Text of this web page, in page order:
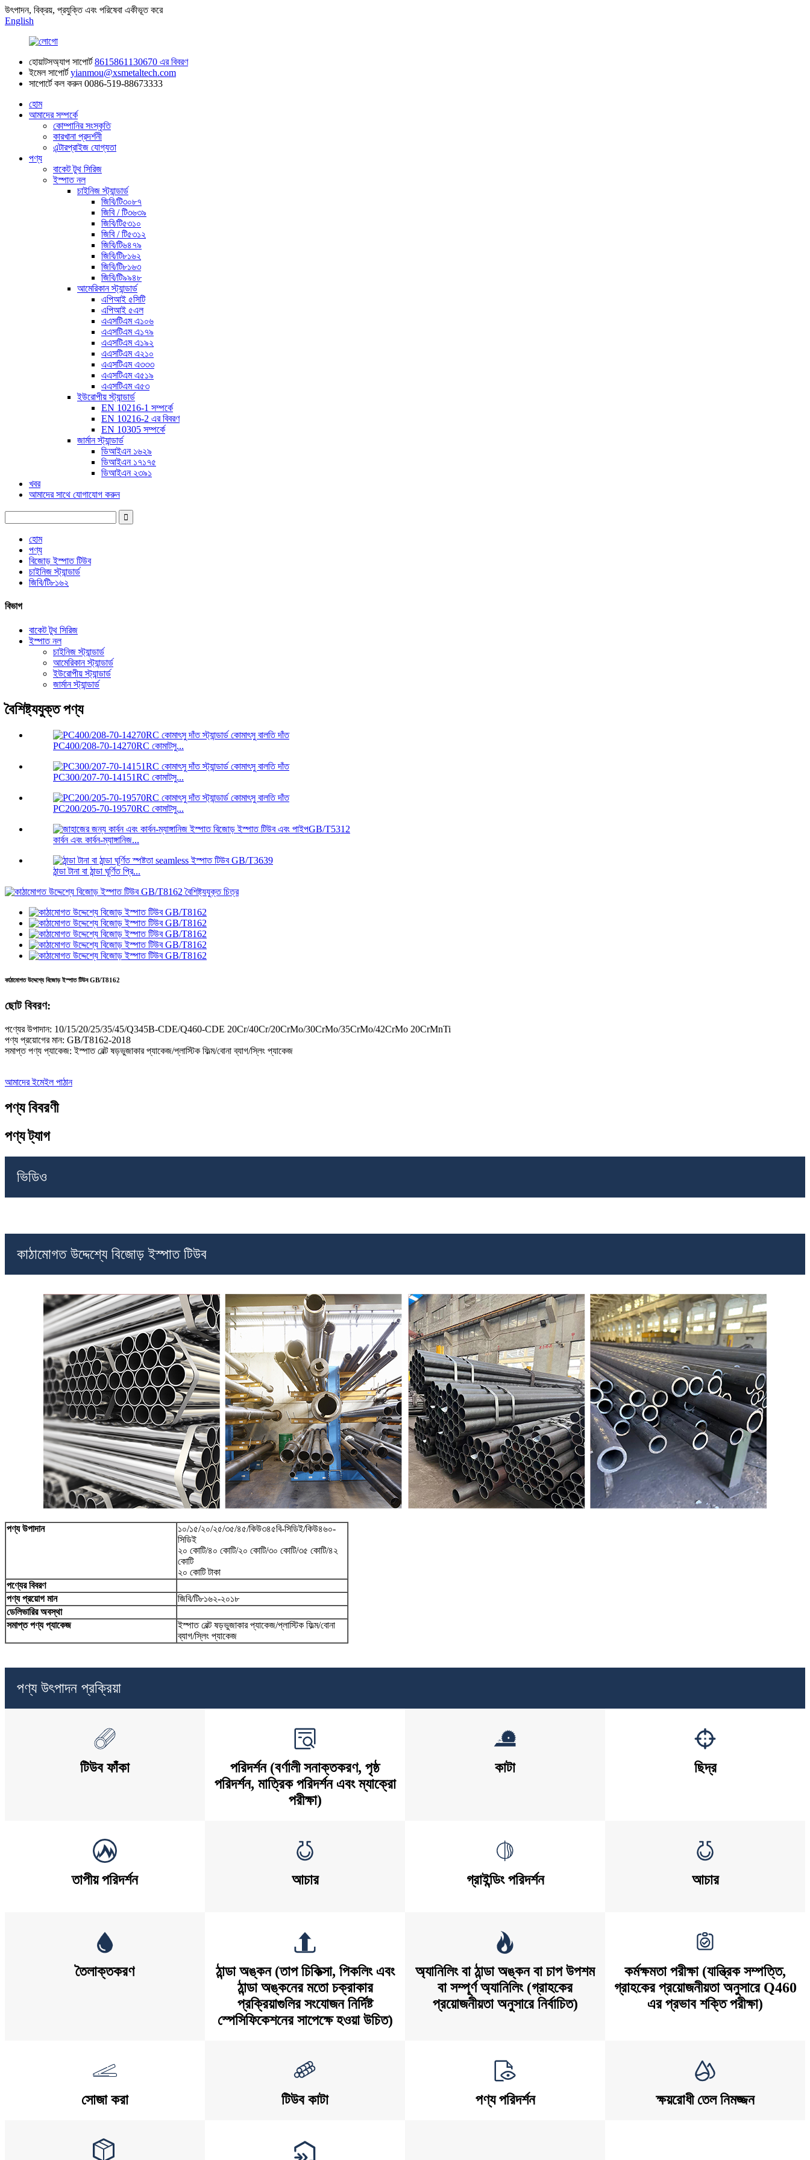
উৎপাদন, বিক্রয়, প্রযুক্তি এবং পরিষেবা একীভূত করে
English
হোয়াটসঅ্যাপ সাপোর্ট 8615861130670 এর বিবরণ
ইমেল সাপোর্ট yianmou@xsmetaltech.com
সাপোর্টে কল করুন 0086-519-88673333
হোম
আমাদের সম্পর্কে
কোম্পানির সংস্কৃতি
কারখানা প্রদর্শনী
এন্টারপ্রাইজ যোগ্যতা
পণ্য
বাকেট টুথ সিরিজ
ইস্পাত নল
চাইনিজ স্ট্যান্ডার্ড
জিবি/টি৩০৮৭
জিবি / টি৩৬৩৯
জিবি/টি৫৩১০
জিবি / টি৫৩১২
জিবি/টি৬৪৭৯
জিবি/টি৮১৬২
জিবি/টি৮১৬৩
জিবি/টি৯৯৪৮
আমেরিকান স্ট্যান্ডার্ড
এপিআই ৫সিটি
এপিআই ৫এল
এএসটিএম এ১০৬
এএসটিএম এ১৭৯
এএসটিএম এ১৯২
এএসটিএম এ২১০
এএসটিএম এ৩৩৩
এএসটিএম এ৫১৯
এএসটিএম এ৫৩
ইউরোপীয় স্ট্যান্ডার্ড
EN 10216-1 সম্পর্কে
EN 10216-2 এর বিবরণ
EN 10305 সম্পর্কে
জার্মান স্ট্যান্ডার্ড
ডিআইএন ১৬২৯
ডিআইএন ১৭১৭৫
ডিআইএন ২৩৯১
খবর
আমাদের সাথে যোগাযোগ করুন
হোম
পণ্য
বিজোড় ইস্পাত টিউব
চাইনিজ স্ট্যান্ডার্ড
জিবি/টি৮১৬২
বিভাগ
বাকেট টুথ সিরিজ
ইস্পাত নল
চাইনিজ স্ট্যান্ডার্ড
আমেরিকান স্ট্যান্ডার্ড
ইউরোপীয় স্ট্যান্ডার্ড
জার্মান স্ট্যান্ডার্ড
বৈশিষ্ট্যযুক্ত পণ্য
PC400/208-70-14270RC কোমাটসু...
PC300/207-70-14151RC কোমাটসু...
PC200/205-70-19570RC কোমাটসু...
কার্বন এবং কার্বন-ম্যাঙ্গানিজ...
ঠান্ডা টানা বা ঠান্ডা ঘূর্ণিত প্রি...
কাঠামোগত উদ্দেশ্যে বিজোড় ইস্পাত টিউব GB/T8162
ছোট বিবরণ:
পণ্যের উপাদান: 10/15/20/25/35/45/Q345B-CDE/Q460-CDE 20Cr/40Cr/20CrMo/30CrMo/35CrMo/42CrMo 20CrMnTi
পণ্য প্রয়োগের মান: GB/T8162-2018
সমাপ্ত পণ্য প্যাকেজ: ইস্পাত বেল্ট ষড়ভুজাকার প্যাকেজ/প্লাস্টিক ফিল্ম/বোনা ব্যাগ/স্লিং প্যাকেজ
আমাদের ইমেইল পাঠান
পণ্য বিবরণী
পণ্য ট্যাগ
ভিডিও
কাঠামোগত উদ্দেশ্যে বিজোড় ইস্পাত টিউব
পণ্য উপাদান
১০/১৫/২০/২৫/৩৫/৪৫/কিউ৩৪৫বি-সিডিই/কিউ৪৬০-
সিডিই
২০ কোটি/৪০ কোটি/২০ কোটি/৩০ কোটি/৩৫ কোটি/৪২
কোটি
২০ কোটি টাকা
পণ্যের বিবরণ
পণ্য প্রয়োগ মান
জিবি/টি৮১৬২-২০১৮
ডেলিভারির অবস্থা
সমাপ্ত পণ্য প্যাকেজ
ইস্পাত বেল্ট ষড়ভুজাকার প্যাকেজ/প্লাস্টিক ফিল্ম/বোনা
ব্যাগ/স্লিং প্যাকেজ
পণ্য উৎপাদন প্রক্রিয়া
টিউব ফাঁকা
পরিদর্শন (বর্ণালী সনাক্তকরণ, পৃষ্ঠ
পরিদর্শন, মাত্রিক পরিদর্শন এবং ম্যাক্রো
পরীক্ষা)
কাটা ছিদ্র
তাপীয় পরিদর্শন আচার গ্রাইন্ডিং পরিদর্শন আচার
তৈলাক্তকরণ
ঠান্ডা অঙ্কন (তাপ চিকিত্সা, পিকলিং এবং
ঠান্ডা অঙ্কনের মতো চক্রাকার
প্রক্রিয়াগুলির সংযোজন নির্দিষ্ট
স্পেসিফিকেশনের সাপেক্ষে হওয়া উচিত)
অ্যানিলিং বা ঠান্ডা অঙ্কন বা চাপ উপশম
বা সম্পূর্ণ অ্যানিলিং (গ্রাহকের
প্রয়োজনীয়তা অনুসারে নির্বাচিত)
কর্মক্ষমতা পরীক্ষা (যান্ত্রিক সম্পত্তি,
গ্রাহকের প্রয়োজনীয়তা অনুসারে Q460
এর প্রভাব শক্তি পরীক্ষা)
সোজা করা টিউব কাটা পণ্য পরিদর্শন ক্ষয়রোধী তেল নিমজ্জন